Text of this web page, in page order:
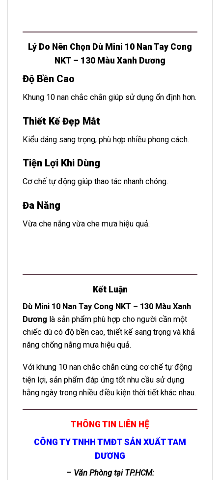
Lý Do Nên Chọn Dù Mini 10 Nan Tay Cong
NKT – 130 Màu Xanh Dương
Độ Bền Cao
Khung 10 nan chắc chắn giúp sử dụng ổn định hơn.
Thiết Kế Đẹp Mắt
Kiểu dáng sang trọng, phù hợp nhiều phong cách.
Tiện Lợi Khi Dùng
Cơ chế tự động giúp thao tác nhanh chóng.
Đa Năng
Vừa che nắng vừa che mưa hiệu quả.
Kết Luận
Dù Mini 10 Nan Tay Cong NKT – 130 Màu Xanh
Dương là sản phẩm phù hợp cho người cần một
chiếc dù có độ bền cao, thiết kế sang trọng và khả
năng chống nắng mưa hiệu quả.
Với khung 10 nan chắc chắn cùng cơ chế tự động
tiện lợi, sản phẩm đáp ứng tốt nhu cầu sử dụng
hằng ngày trong nhiều điều kiện thời tiết khác nhau.
THÔNG TIN LIÊN HỆ
CÔNG TY TNHH TMĐT SẢN XUẤT TAM
DƯƠNG
– Văn Phòng tại TP.HCM: